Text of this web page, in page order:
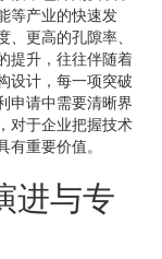
等产业的快速发
更高的孔隙率、
提升，往往伴随着
设计，每一项突破
申请中需要清晰界
对于企业把握技术
重要价值。
进与专